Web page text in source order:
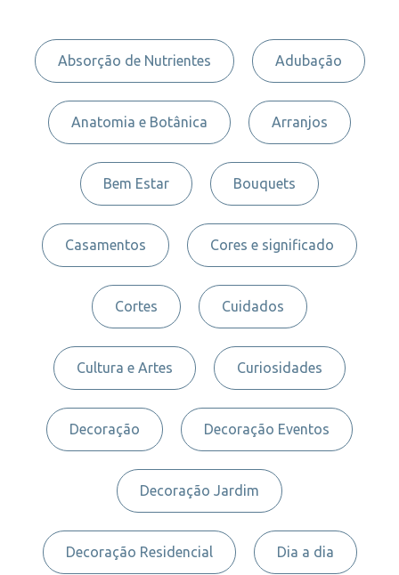
Absorção de Nutrientes Adubação
Anatomia e Botânica Arranjos
Bem Estar Bouquets
Casamentos Cores e significado
Cortes Cuidados
Cultura e Artes Curiosidades
Decoração Decoração Eventos
Decoração Jardim
Decoração Residencial Dia a dia